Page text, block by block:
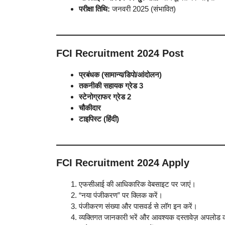
परीक्षा तिथि: जनवरी 2025 (संभावित)
FCI Recruitment 2024 Post
प्रबंधक (सामान्य/डिपो/आंदोलन)
तकनीकी सहायक ग्रेड 3
स्टेनोग्राफर ग्रेड 2
चौकीदार
टाइपिस्ट (हिंदी)
FCI Recruitment 2024 Apply
एफसीआई की आधिकारिक वेबसाइट पर जाएं।
“नया पंजीकरण” पर क्लिक करें।
पंजीकरण संख्या और पासवर्ड से लॉग इन करें।
व्यक्तिगत जानकारी भरें और आवश्यक दस्तावेज़ अपलोड